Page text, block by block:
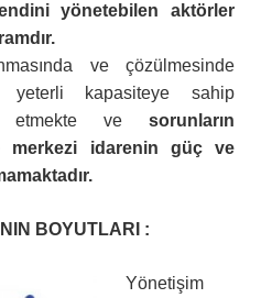
yönetebilen aktörler
ve çözülmesinde
yeterli kapasiteye sahip
etmekte ve sorunların
merkezi idarenin güç ve
BOYUTLARI :
Yönetişim